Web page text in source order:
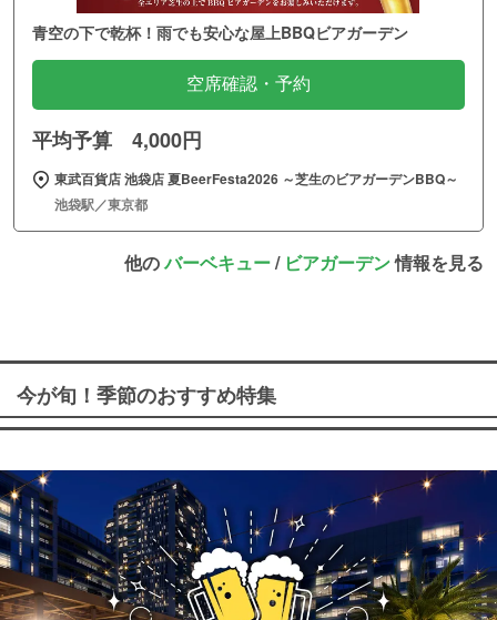
青空の下で乾杯！雨でも安心な屋上BBQビアガーデン
空席確認・予約
平均予算 4,000円
東武百貨店 池袋店 夏BeerFesta2026 ～芝生のビアガーデンBBQ～
池袋駅／東京都
他のバーベキュー/ ビアガーデン情報を見る
今が旬！季節のおすすめ特集